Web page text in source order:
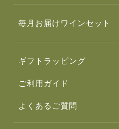
毎月お届けワインセット
ギフトラッピング
ご利用ガイド
よくあるご質問